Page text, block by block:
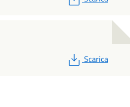
PDF
Scarica